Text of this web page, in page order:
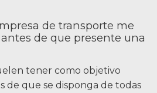
de transporte me
de que presente una
tener como objetivo
de que se disponga de todas